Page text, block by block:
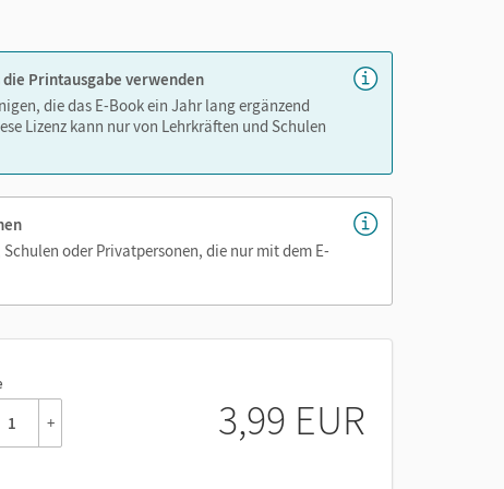
Printausgabe verwenden
die das E-Book ein Jahr lang ergänzend
Lizenz kann nur von Lehrkräften und Schulen
oder Privatpersonen, die nur mit dem E-
+ 3,99 EUR